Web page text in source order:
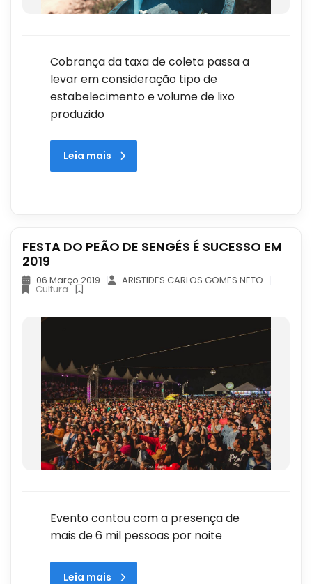
Cobrança da taxa de coleta passa a
levar em consideração tipo de
estabelecimento e volume de lixo
produzido
Leia mais
FESTA DO PEÃO DE SENGÉS É SUCESSO EM
2019
06 Março 2019 ARISTIDES CARLOS GOMES NETO
Cultura
Evento contou com a presença de
mais de 6 mil pessoas por noite
Leia mais